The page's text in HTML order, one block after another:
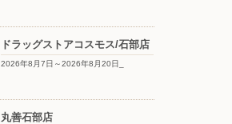
ドラッグストアコスモス/石部店
2026年8月7日～2026年8月20日_
丸善石部店